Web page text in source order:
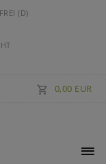
(D)
0,00 EUR